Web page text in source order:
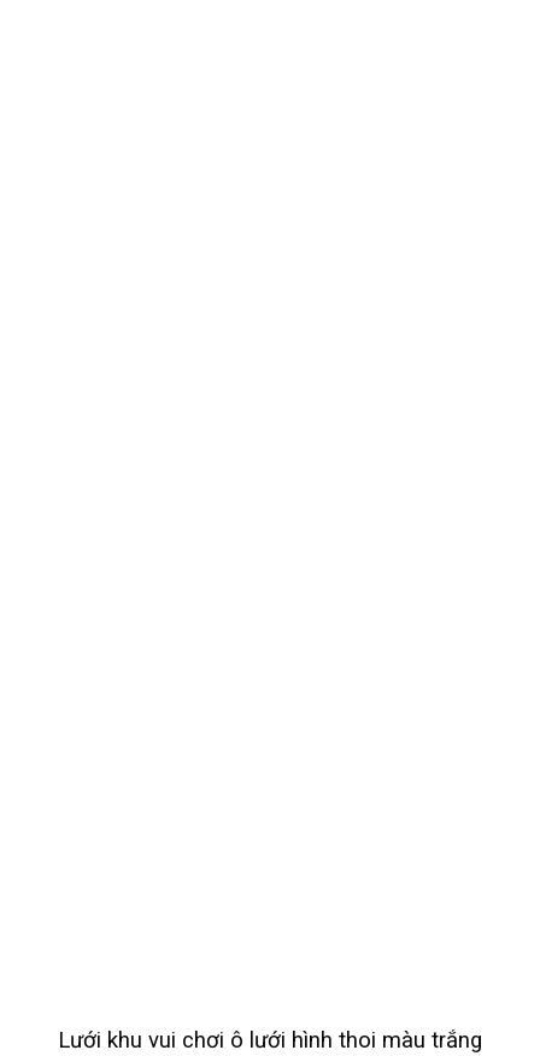
Lưới khu vui chơi ô lưới hình thoi màu trắng